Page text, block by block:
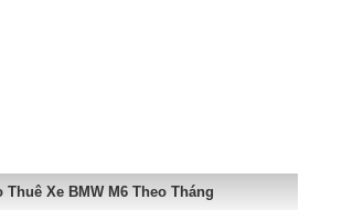
Thuê Xe BMW M6 Theo Tháng